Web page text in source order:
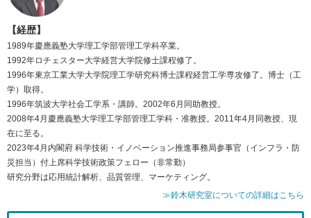
【経歴】
1989年慶應義塾大学理工学部管理工学科卒業。
1992年ロチェスター大学経営大学院修士課程修了。
1996年東京工業大学大学院理工学研究科博士課程経営工学専攻修了。博士（工
学）取得。
1996年筑波大学社会工学系・講師。2002年6月同助教授。
2008年4月慶應義塾大学理工学部管理工学科・准教授。2011年4月同教授、現
在に至る。
2023年4月内閣府 科学技術・イノベーション推進事務局参事官（インフラ・防
災担当）付上席科学技術政策フェロー（非常勤）
研究分野は応用統計解析、品質管理、マーケティング。
≫鈴木研究室についての詳細はこちら